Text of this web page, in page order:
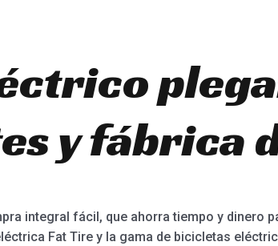
y fábrica
integral fácil, que ahorra tiempo y dinero
Fat Tire y la gama de bicicletas